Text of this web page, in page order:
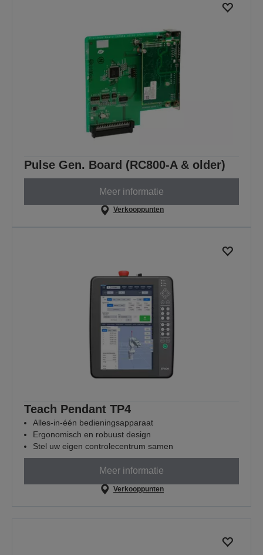
Pulse Gen. Board (RC800-A & older)
Meer informatie
Verkooppunten
Teach Pendant TP4
Alles-in-één bedieningsapparaat
Ergonomisch en robuust design
Stel uw eigen controlecentrum samen
Meer informatie
Verkooppunten